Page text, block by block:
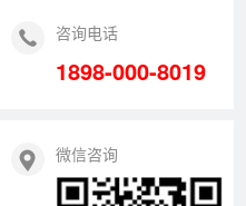
咨询电话
1898-000-8019
微信咨询